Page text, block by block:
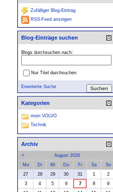
Zufälliger Blog-Eintrag
RSS-Feed anzeigen
Blog-Einträge suchen
Blogs durchsuchen nach:
Nur Titel durchsuchen
Erweiterte Suche
Kategorien
mein VOLVO
Technik
Archiv
<
August 2026
Mo
Di Mi Do Fr Sa
So
27
28 29 30 31 1
2
3
4 5 6 7 8
9